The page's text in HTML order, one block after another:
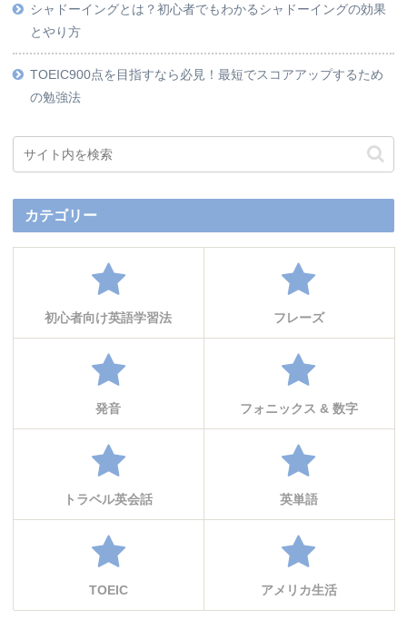
シャドーイングとは？初心者でもわかるシャドーイングの効果
とやり方
TOEIC900点を目指すなら必見！最短でスコアアップするため
の勉強法
カテゴリー
初心者向け英語学習法 フレーズ
発音 フォニックス & 数字
トラベル英会話 英単語
TOEIC アメリカ生活